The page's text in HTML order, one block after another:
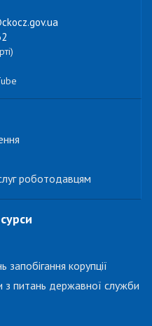
роботодавцям
корупції
з питань державної служби